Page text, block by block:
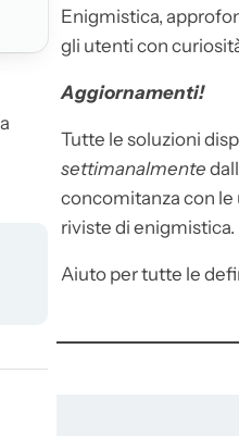
Enigmistica,
gli utenti con
Aggiornamenti!
Tutte le soluzioni
settimanalmente
concomitanza con
riviste di enigmistica.
Aiuto per tutte le